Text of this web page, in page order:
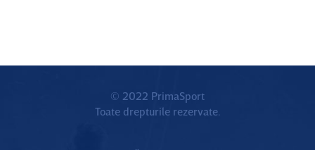
© 2022 PrimaSport
Toate drepturile rezervate.